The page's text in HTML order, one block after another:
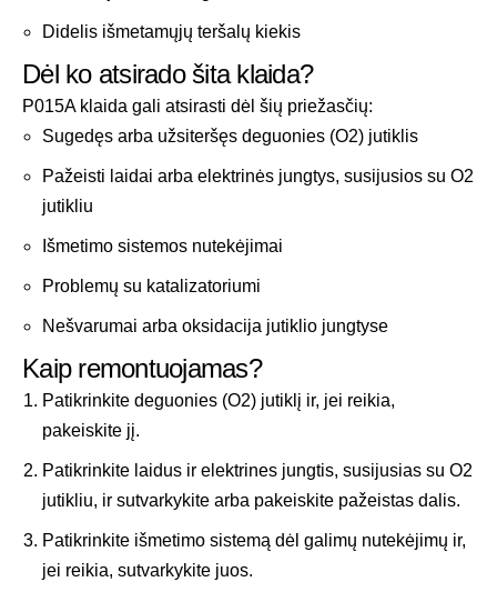
Didelis išmetamųjų teršalų kiekis
Dėl ko atsirado šita klaida?
P015A klaida gali atsirasti dėl šių priežasčių:
Sugedęs arba užsiteršęs deguonies (O2) jutiklis
Pažeisti laidai arba elektrinės jungtys, susijusios su O2
jutikliu
Išmetimo sistemos nutekėjimai
Problemų su katalizatoriumi
Nešvarumai arba oksidacija jutiklio jungtyse
Kaip remontuojamas?
Patikrinkite deguonies (O2) jutiklį ir, jei reikia,
pakeiskite jį.
Patikrinkite laidus ir elektrines jungtis, susijusias su O2
jutikliu, ir sutvarkykite arba pakeiskite pažeistas dalis.
Patikrinkite išmetimo sistemą dėl galimų nutekėjimų ir,
jei reikia, sutvarkykite juos.